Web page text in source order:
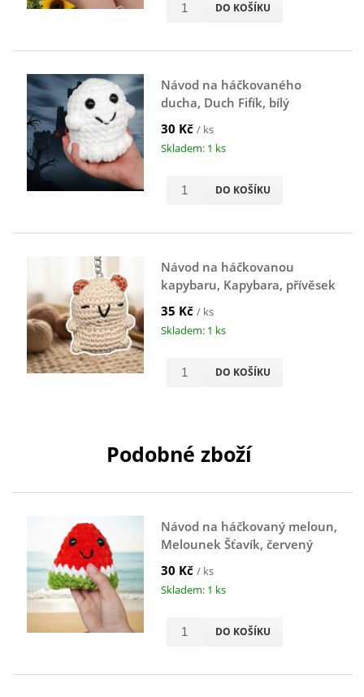
DO KOŠÍKU
Návod na háčkovaného
ducha, Duch Fifík, bílý
30 Kč / ks
Skladem: 1 ks
DO KOŠÍKU
Návod na háčkovanou
kapybaru, Kapybara, přívěsek
na klíče, hnědá
35 Kč / ks
Skladem: 1 ks
DO KOŠÍKU
Podobné zboží
Návod na háčkovaný meloun,
Melounek Šťavík, červený
30 Kč / ks
Skladem: 1 ks
DO KOŠÍKU